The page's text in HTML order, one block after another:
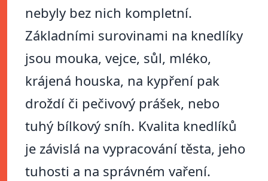
nebyly bez nich kompletní.
Základními surovinami na knedlíky
jsou mouka, vejce, sůl, mléko,
krájená houska, na kypření pak
droždí či pečivový prášek, nebo
tuhý bílkový sníh. Kvalita knedlíků
je závislá na vypracování těsta, jeho
tuhosti a na správném vaření.